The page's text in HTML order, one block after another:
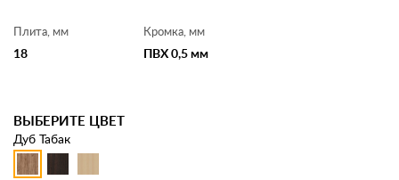
Плита, мм
18
Кромка, мм
ПВХ 0,5 мм
ВЫБЕРИТЕ ЦВЕТ
Дуб Табак